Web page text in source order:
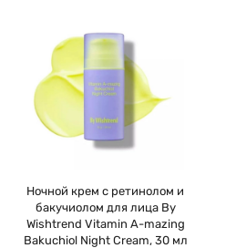
Ночной крем с ретинолом и
бакучиолом для лица By
Wishtrend Vitamin A-mazing
Bakuchiol Night Cream, 30 мл